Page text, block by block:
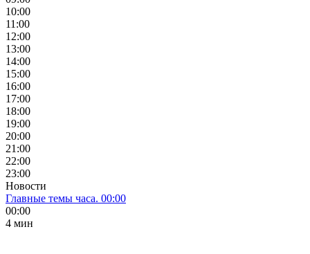
10:00
11:00
12:00
13:00
14:00
15:00
16:00
17:00
18:00
19:00
20:00
21:00
22:00
23:00
Новости
Главные темы часа. 00:00
00:00
4 мин